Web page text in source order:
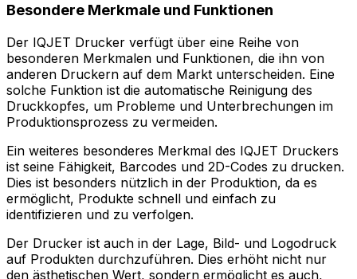
Besondere Merkmale und Funktionen
Der IQJET Drucker verfügt über eine Reihe von
besonderen Merkmalen und Funktionen, die ihn von
anderen Druckern auf dem Markt unterscheiden. Eine
solche Funktion ist die automatische Reinigung des
Druckkopfes, um Probleme und Unterbrechungen im
Produktionsprozess zu vermeiden.
Ein weiteres besonderes Merkmal des IQJET Druckers
ist seine Fähigkeit, Barcodes und 2D-Codes zu drucken.
Dies ist besonders nützlich in der Produktion, da es
ermöglicht, Produkte schnell und einfach zu
identifizieren und zu verfolgen.
Der Drucker ist auch in der Lage, Bild- und Logodruck
auf Produkten durchzuführen. Dies erhöht nicht nur
den ästhetischen Wert, sondern ermöglicht es auch,